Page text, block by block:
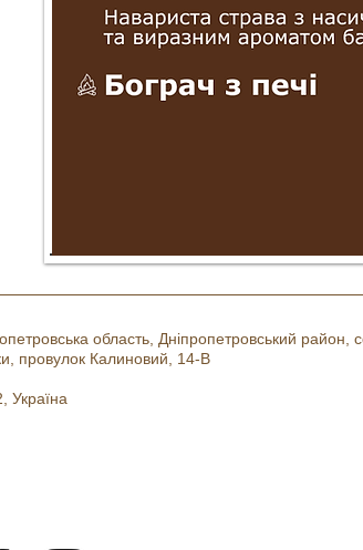
область, Дніпропетровський район,
провулок Калиновий, 14-В
Україна